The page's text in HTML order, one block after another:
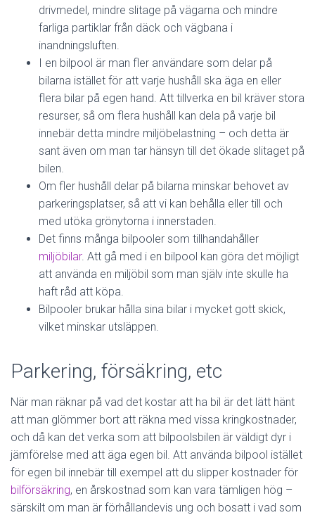
drivmedel, mindre slitage på vägarna och mindre
farliga partiklar från däck och vägbana i
inandningsluften.
I en bilpool är man fler användare som delar på
bilarna istället för att varje hushåll ska äga en eller
flera bilar på egen hand. Att tillverka en bil kräver stora
resurser, så om flera hushåll kan dela på varje bil
innebär detta mindre miljöbelastning – och detta är
sant även om man tar hänsyn till det ökade slitaget på
bilen.
Om fler hushåll delar på bilarna minskar behovet av
parkeringsplatser, så att vi kan behålla eller till och
med utöka grönytorna i innerstaden.
Det finns många bilpooler som tillhandahåller
miljöbilar. Att gå med i en bilpool kan göra det möjligt
att använda en miljöbil som man själv inte skulle ha
haft råd att köpa.
Bilpooler brukar hålla sina bilar i mycket gott skick,
vilket minskar utsläppen.
Parkering, försäkring, etc
När man räknar på vad det kostar att ha bil är det lätt hänt
att man glömmer bort att räkna med vissa kringkostnader,
och då kan det verka som att bilpoolsbilen är väldigt dyr i
jämförelse med att äga egen bil. Att använda bilpool istället
för egen bil innebär till exempel att du slipper kostnader för
bilförsäkring, en årskostnad som kan vara tämligen hög –
särskilt om man är förhållandevis ung och bosatt i vad som